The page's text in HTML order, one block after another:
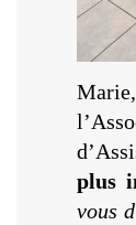
plus
vous